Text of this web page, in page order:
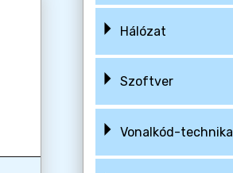
Hálózat
Szoftver
Vonalkód-technika